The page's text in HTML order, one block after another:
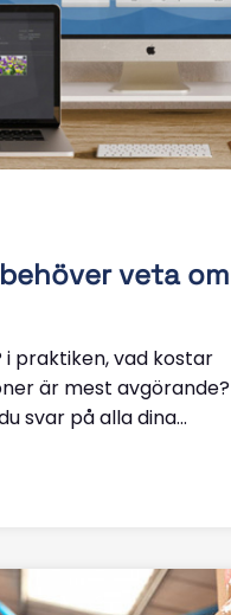
veta om
i praktiken, vad kostar
är mest avgörande?
svar på alla dina...